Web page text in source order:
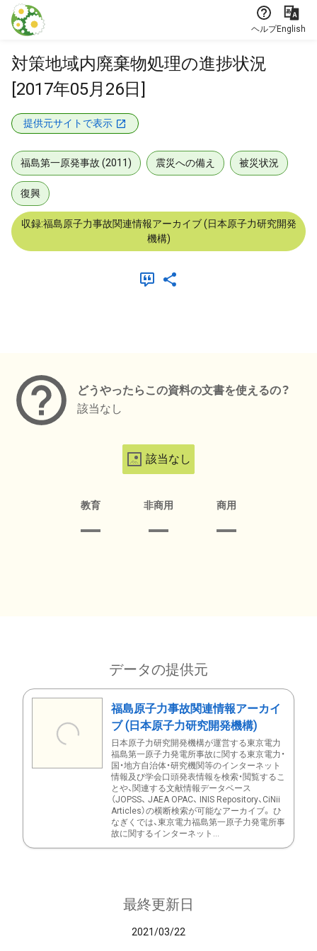
本文に飛ぶ
ヘルプEnglish
対策地域内廃棄物処理の進捗状況
[2017年05月26日]
提供元サイトで表示
福島第一原発事故 (2011) 震災への備え 被災状況
復興
収録:福島原子力事故関連情報アーカイブ (日本原子力研究開発
機構)
どうやったらこの資料の文書を使えるの？
該当なし
該当なし
教育 非商用 商用
データの提供元
福島原子力事故関連情報アーカイ
ブ (日本原子力研究開発機構)
日本原子力研究開発機構が運営する東京電力
福島第一原子力発電所事故に関する東京電力・
国・地方自治体・研究機関等のインターネット
情報及び学会口頭発表情報を検索・閲覧するこ
とや、関連する文献情報データベース
（JOPSS、 JAEA OPAC、 INIS Repository、CiNii
Articles）の横断検索が可能なアーカイブ。 ひ
なぎくでは、東京電力福島第一原子力発電所事
故に関するインターネット...
最終更新日
2021/03/22